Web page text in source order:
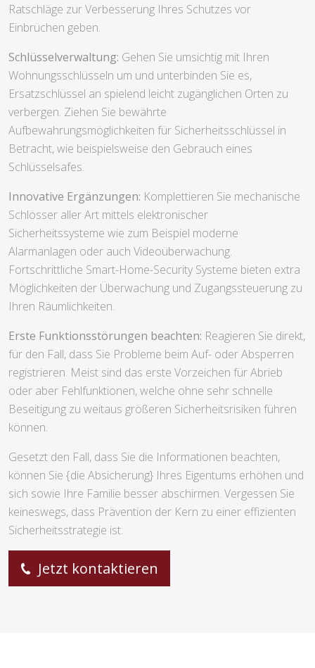
Ratschläge zur Verbesserung Ihres Schutzes vor
Einbrüchen geben.
Schlüsselverwaltung: Gehen Sie umsichtig mit Ihren
Wohnungsschlüsseln um und unterbinden Sie es,
Ersatzschlüssel an spielend leicht zugänglichen Orten zu
verbergen. Ziehen Sie bewährte
Aufbewahrungsmöglichkeiten für Sicherheitsschlüssel in
Betracht, wie beispielsweise den Gebrauch eines
Schlüsselsafes.
Innovative Ergänzungen: Komplettieren Sie mechanische
Schlösser aller Art mittels elektronischer
Sicherheitssysteme wie zum Beispiel moderne
Alarmanlagen oder auch Videoüberwachung.
Fortschrittliche Smart-Home-Security Systeme bieten extra
Möglichkeiten der Überwachung und Zugangssteuerung zu
Ihren Räumlichkeiten.
Erste Funktionsstörungen beachten: Reagieren Sie direkt,
für den Fall, dass Sie Probleme beim Auf- oder Absperren
registrieren. Meist sind das erste Vorzeichen für Abrieb
oder aber Fehlfunktionen, welche ohne sehr schnelle
Beseitigung zu weitaus größeren Sicherheitsrisiken führen
können.
Gesetzt den Fall, dass Sie die Informationen beachten,
können Sie {die Absicherung} Ihres Eigentums erhöhen und
sich sowie Ihre Familie besser abschirmen. Vergessen Sie
keineswegs, dass Prävention der Kern zu einer effizienten
Sicherheitsstrategie ist.
Jetzt kontaktieren